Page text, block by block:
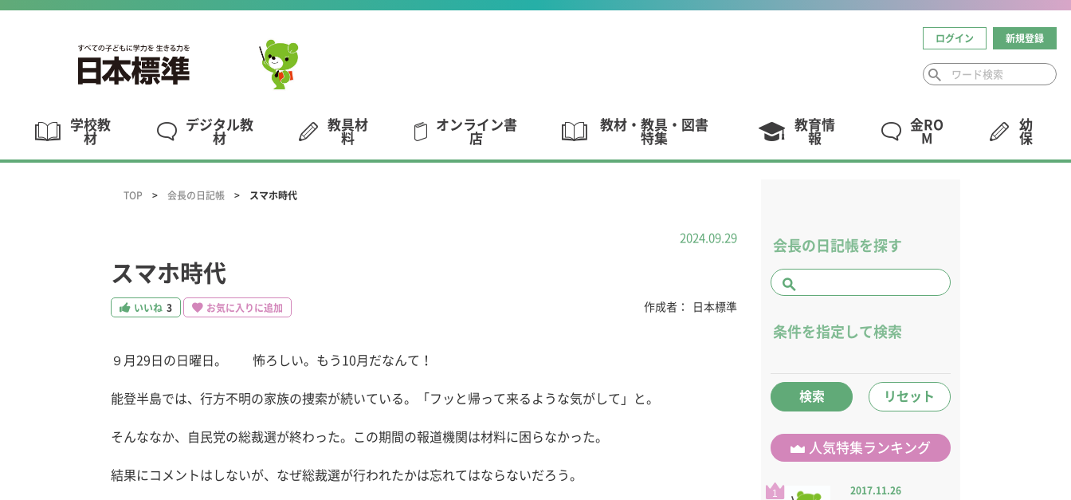
ログイン 新規登録
学校教
材
デジタル教
材
教具材
料
オンライン書
店
教材・教具・図書
特集
教育情
報
金RO
M
幼
保
TOP 会長の日記帳 スマホ時代
スマホ時代
2024.09.29
いいね 3 お気に入りに追加 作成者： 日本標準
９月29日の日曜日。 怖ろしい。もう10月だなんて！
能登半島では、行方不明の家族の捜索が続いている。「フッと帰って来るような気がして」と。
そんななか、自民党の総裁選が終わった。この期間の報道機関は材料に困らなかった。
結果にコメントはしないが、なぜ総裁選が行われたかは忘れてはならないだろう。
会長の日記帳を探す
条件を指定して検索
検索 リセット
人気特集ランキング
1 2017.11.26